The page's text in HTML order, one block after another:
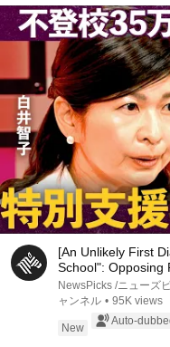
[An Unlikely First
School": Opposing
NewsPicks /ニューズ
ャンネル • 95K views
New
Auto-